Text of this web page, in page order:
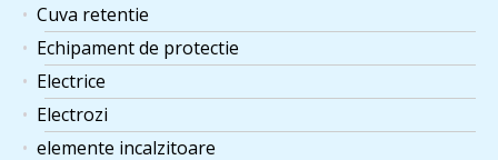
Cuva retentie
Echipament de protectie
Electrice
Electrozi
elemente incalzitoare